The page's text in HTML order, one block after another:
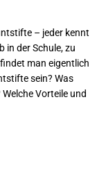
– jeder kennt
in der Schule, zu
man eigentlich
sein? Was
Vorteile und